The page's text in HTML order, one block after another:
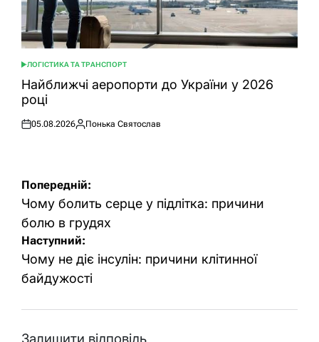
ОПУБЛІКУВАТИ
У
ЛОГІСТИКА ТА ТРАНСПОРТ
Найближчі аеропорти до України у 2026
році
Оприлюднено
05.08.2026
Опубліковано
Понька Святослав
Навігація
записів
Попередній:
Чому болить серце у підлітка: причини
болю в грудях
Наступний:
Чому не діє інсулін: причини клітинної
байдужості